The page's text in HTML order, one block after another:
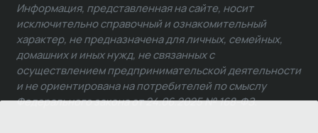
Информация, представленная на сайте, носит
исключительно справочный и ознакомительный
характер, не предназначена для личных, семейных,
домашних и иных нужд, не связанных с
осуществлением предпринимательской деятельности
и не ориентирована на потребителей по смыслу
Федерального закона от 24.06.2025 № 168-ФЗ.